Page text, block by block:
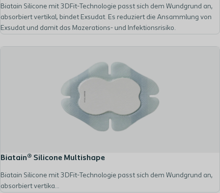
Biatain Silicone mit 3DFit-Technologie passt sich dem Wundgrund an,
absorbiert vertikal, bindet Exsudat. Es reduziert die Ansammlung von
Exsudat und damit das Mazerations- und Infektionsrisiko.
Biatain® Silicone Multishape
Biatain Silicone mit 3DFit-Technologie passt sich dem Wundgrund an,
absorbiert vertika...